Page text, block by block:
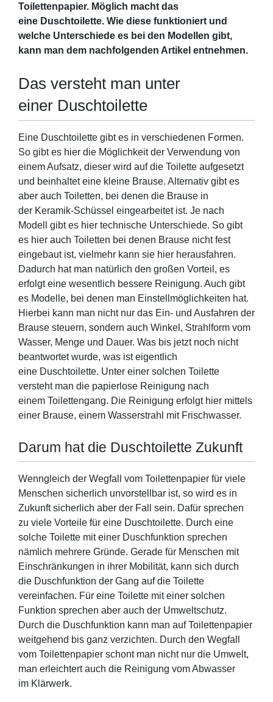
Toilettenpapier. Möglich macht das
eine Duschtoilette. Wie diese funktioniert und
welche Unterschiede es bei den Modellen gibt,
kann man dem nachfolgenden Artikel entnehmen.
Das versteht man unter
einer Duschtoilette
Eine Duschtoilette gibt es in verschiedenen Formen.
So gibt es hier die Möglichkeit der Verwendung von
einem Aufsatz, dieser wird auf die Toilette aufgesetzt
und beinhaltet eine kleine Brause. Alternativ gibt es
aber auch Toiletten, bei denen die Brause in
der Keramik-Schüssel eingearbeitet ist. Je nach
Modell gibt es hier technische Unterschiede. So gibt
es hier auch Toiletten bei denen Brause nicht fest
eingebaut ist, vielmehr kann sie hier herausfahren.
Dadurch hat man natürlich den großen Vorteil, es
erfolgt eine wesentlich bessere Reinigung. Auch gibt
es Modelle, bei denen man Einstellmöglichkeiten hat.
Hierbei kann man nicht nur das Ein- und Ausfahren der
Brause steuern, sondern auch Winkel, Strahlform vom
Wasser, Menge und Dauer. Was bis jetzt noch nicht
beantwortet wurde, was ist eigentlich
eine Duschtoilette. Unter einer solchen Toilette
versteht man die papierlose Reinigung nach
einem Toilettengang. Die Reinigung erfolgt hier mittels
einer Brause, einem Wasserstrahl mit Frischwasser.
Darum hat die Duschtoilette Zukunft
Wenngleich der Wegfall vom Toilettenpapier für viele
Menschen sicherlich unvorstellbar ist, so wird es in
Zukunft sicherlich aber der Fall sein. Dafür sprechen
zu viele Vorteile für eine Duschtoilette. Durch eine
solche Toilette mit einer Duschfunktion sprechen
nämlich mehrere Gründe. Gerade für Menschen mit
Einschränkungen in ihrer Mobilität, kann sich durch
die Duschfunktion der Gang auf die Toilette
vereinfachen. Für eine Toilette mit einer solchen
Funktion sprechen aber auch der Umweltschutz.
Durch die Duschfunktion kann man auf Toilettenpapier
weitgehend bis ganz verzichten. Durch den Wegfall
vom Toilettenpapier schont man nicht nur die Umwelt,
man erleichtert auch die Reinigung vom Abwasser
im Klärwerk.